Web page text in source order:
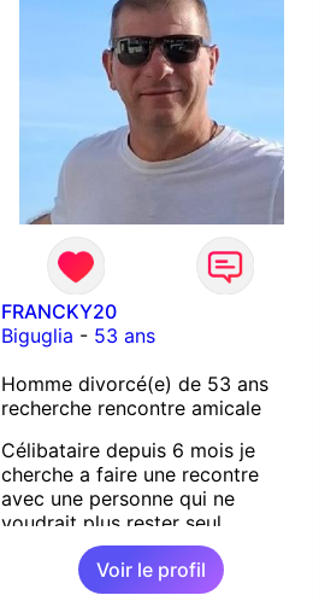
FRANCKY20
Biguglia - 53 ans
Homme divorcé(e) de 53 ans
recherche rencontre amicale
Célibataire depuis 6 mois je
cherche a faire une recontre
avec une personne qui ne
voudrait plus rester seul ,
comme moi .
Voir le profil